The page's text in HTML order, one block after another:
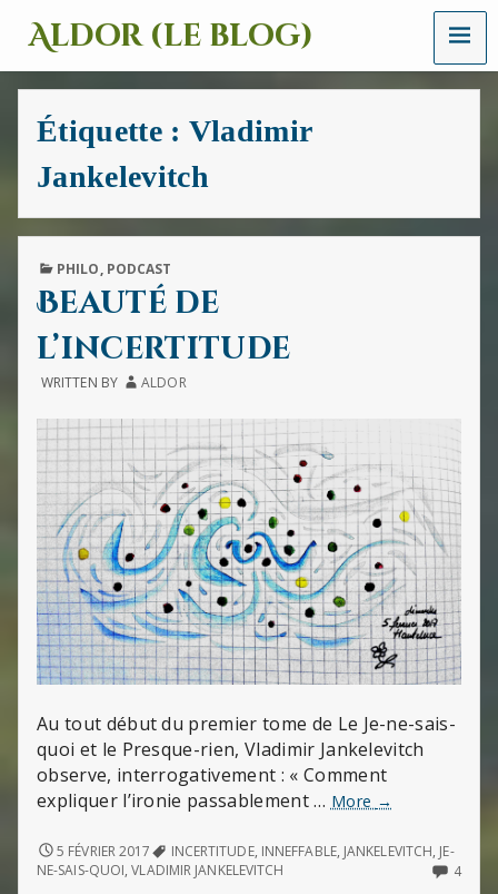
Aldor (le blog)
Un
site
avec
des
des
images
et
des
sons
MENU
Étiquette : Vladimir
Jankelevitch
PUBLISHED
PHILO, PODCAST
Beauté de
l’incertitude
WRITTEN BY ALDOR
Au tout début du premier tome de Le Je-ne-sais-
quoi et le Presque-rien, Vladimir Jankelevitch
observe, interrogativement : « Comment
expliquer l’ironie passablement … More
Beauté
l’incertitude
→
BEAUTÉ
DE
5 FÉVRIER 2017 INCERTITUDE, INNEFFABLE, JANKELEVITCH, JE-
NE-SAIS-QUOI,VLADIMIR JANKELEVITCH 44